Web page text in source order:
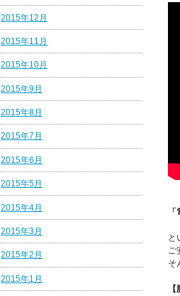
と
ご
そ
2015年12月
2015年11月
2015年10月
2015年9月
2015年8月
2015年7月
2015年6月
2015年5月
2015年4月
2015年3月
2015年2月
2015年1月